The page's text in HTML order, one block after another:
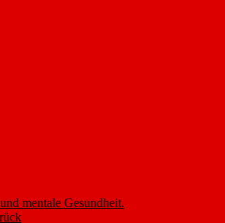
mentale Gesundheit.